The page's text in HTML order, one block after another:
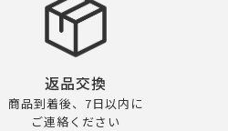
返品交換
商品到着後、7日以内に
ご連絡ください